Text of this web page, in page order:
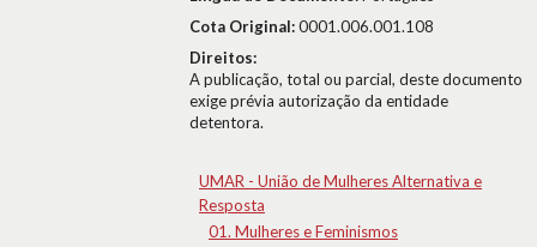
Cota Original:0001.006.001.108
Direitos:
A publicação, total ou parcial, deste documento
exige prévia autorização da entidade
detentora.
UMAR - União de Mulheres Alternativa e
Resposta
01. Mulheres e Feminismos